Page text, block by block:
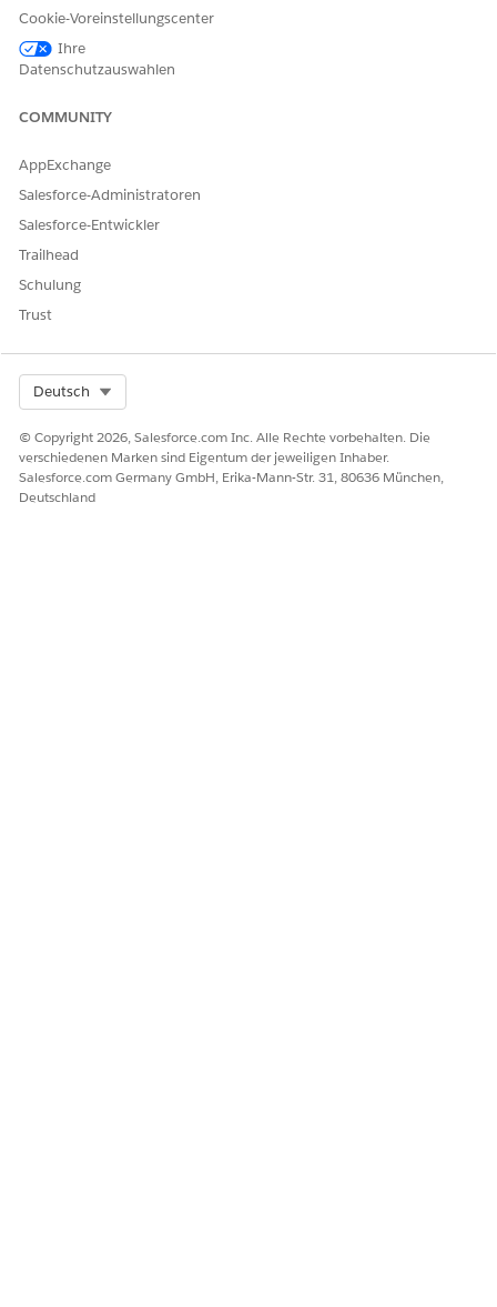
Beispielsweise geben Sie Folgendes in das Feld Format ein:
%Product2.ProductCode%+"-"+GLOBALAUTONUMBER()+"-
"+YEAR(%ExpirationDate__c%)
Policennummer den Produktcode, die automatisch generierte
KONNTEN SIE IHR PROBLEM MITHILFE DIESES ARTIKELS
Geben Sie uns Feedback, damit wir uns verbessern können.
Cookie-Voreinstellungscenter
Ihre
Datenschutzauswahlen
COMMUNITY
AppExchange
Salesforce-Administratoren
Salesforce-Entwickler
Trailhead
Schulung
Trust
Deutsch
© Copyright 2026, Salesforce.com Inc. Alle Rechte vorbehalten. Die
verschiedenen Marken sind Eigentum der jeweiligen Inhaber.
Salesforce.com Germany GmbH, Erika-Mann-Str. 31, 80636 München,
Deutschland